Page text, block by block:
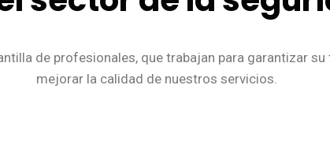
de profesionales, que trabajan para garantizar
mejorar la calidad de nuestros servicios.